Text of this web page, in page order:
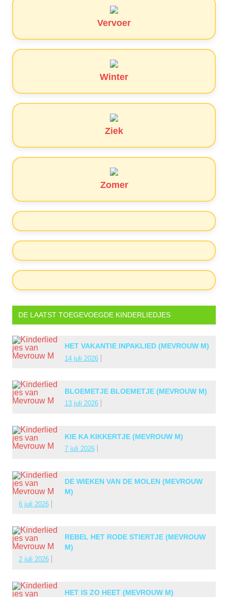
Vervoer
Winter
Ziek
Zomer
DE LAATST TOEGEVOEGDE KINDERLIEDJES
HET VAKANTIE INPAKLIED (MEVROUW M)
14 juli 2026
BLOEMETJE BLOEMETJE (MEVROUW M)
13 juli 2026
KIE KA KIKKERTJE (MEVROUW M)
7 juli 2026
DE WIEKEN VAN DE MOLEN (MEVROUW
M)
6 juli 2026
REBEL HET RODE STIERTJE (MEVROUW
M)
2 juli 2026
HET IS ZO HEET (MEVROUW M)